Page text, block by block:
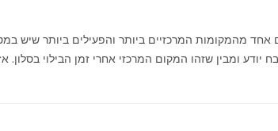
אחד מהמקומות המרכזיים ביותר והפעילים ביותר
יודע ומבין שזהו המקום המרכזי אחרי זמן הבילוי